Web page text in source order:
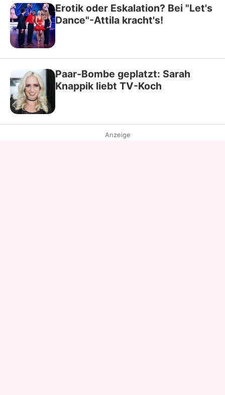
Erotik oder Eskalation? Bei "Let's
Dance"-Attila kracht's!
Paar-Bombe geplatzt: Sarah
Knappik liebt TV-Koch
Anzeige